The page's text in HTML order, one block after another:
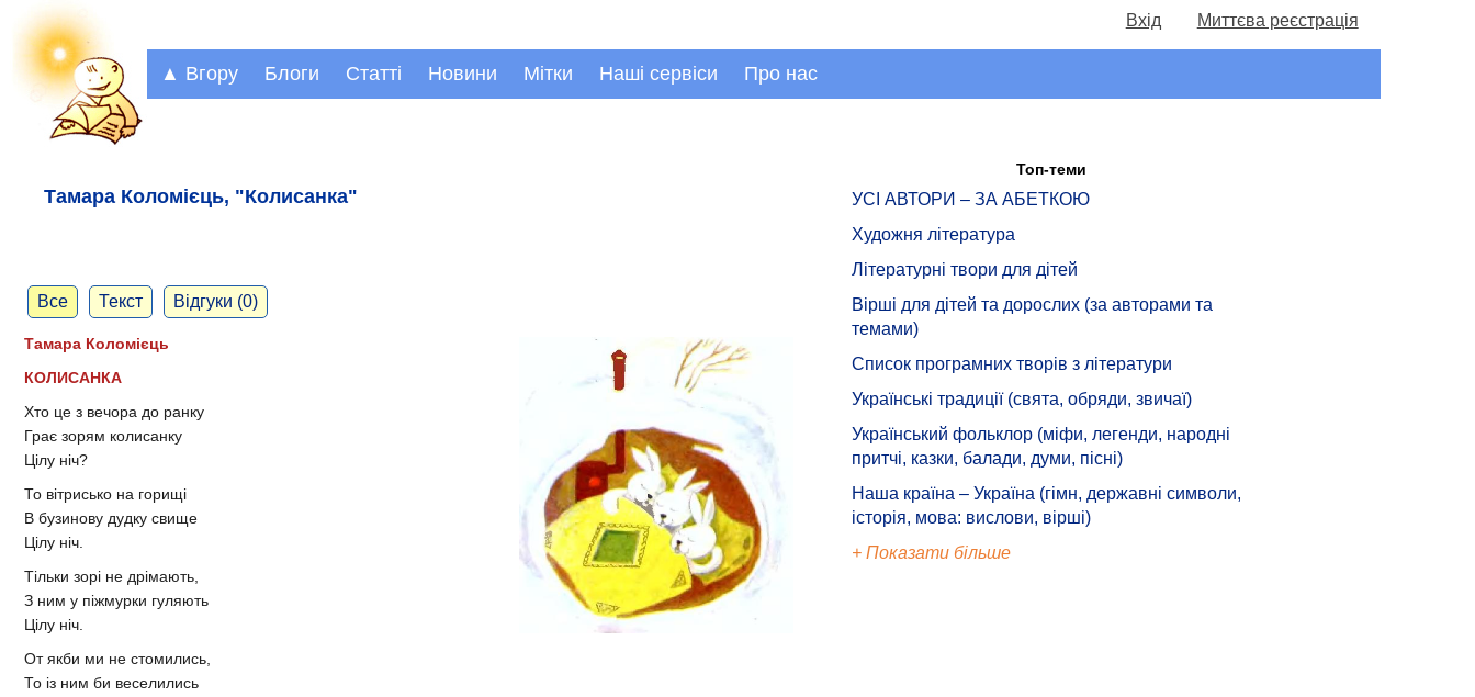
Вхід Миттєва реєстрація
▲ Вгору Блоги Статті Новини Мітки Наші сервіси Про нас
Тамара Коломієць, "Колисанка"
Все Текст Відгуки (0)
Тамара Коломієць
КОЛИСАНКА
Хто це з вечора до ранку
Грає зорям колисанку
Цілу ніч?
То вітрисько на горищі
В бузинову дудку свище
Цілу ніч.
Тільки зорі не дрімають,
З ним у піжмурки гуляють
Цілу ніч.
От якби ми не стомились,
То із ним би веселились
Топ-теми
УСІ АВТОРИ – ЗА АБЕТКОЮ
Художня література
Літературні твори для дітей
Вірші для дітей та дорослих (за авторами та
темами)
Список програмних творів з літератури
Українські традиції (свята, обряди, звичаї)
Український фольклор (міфи, легенди, народні
притчі, казки, балади, думи, пісні)
Наша країна – Україна (гімн, державні символи,
історія, мова: вислови, вірші)
+ Показати більше